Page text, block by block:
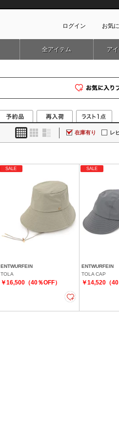
ログイン お気
カートに
ア
全アイテム
在庫有り レ
SALE
ENTWURFEIN
TOLA
￥16,500（40％OFF）
SALE
ENTWURFEIN
TOLA CAP
￥14,520（40